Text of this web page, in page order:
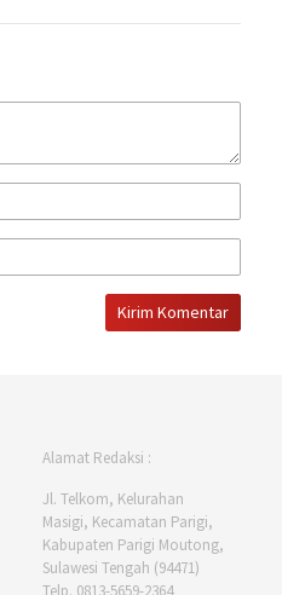
Alamat Redaksi :
Jl. Telkom, Kelurahan
Masigi, Kecamatan Parigi,
Kabupaten Parigi Moutong,
Sulawesi Tengah (94471)
Telp. 0813-5659-2364